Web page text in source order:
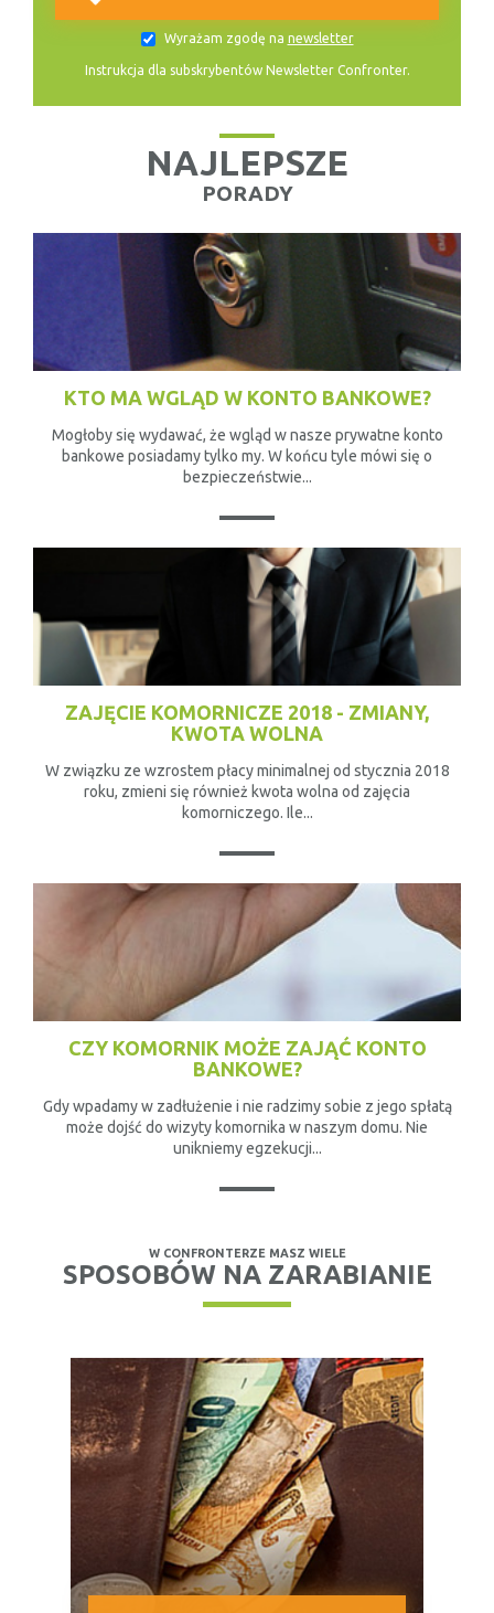
Wyrażam zgodę na newsletter
Instrukcja dla subskrybentów Newsletter Confronter.
NAJLEPSZE
PORADY
KTO MA WGLĄD W KONTO BANKOWE?
Mogłoby się wydawać, że wgląd w nasze prywatne konto
bankowe posiadamy tylko my. W końcu tyle mówi się o
bezpieczeństwie...
ZAJĘCIE KOMORNICZE 2018 - ZMIANY,
KWOTA WOLNA
W związku ze wzrostem płacy minimalnej od stycznia 2018
roku, zmieni się również kwota wolna od zajęcia
komorniczego. Ile...
CZY KOMORNIK MOŻE ZAJĄĆ KONTO
BANKOWE?
Gdy wpadamy w zadłużenie i nie radzimy sobie z jego spłatą
może dojść do wizyty komornika w naszym domu. Nie
unikniemy egzekucji...
W CONFRONTERZE MASZ WIELE
SPOSOBÓW NA ZARABIANIE